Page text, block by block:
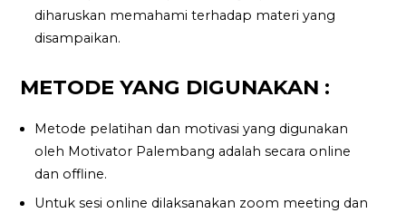
diharuskan memahami terhadap materi yang
disampaikan.
METODE YANG DIGUNAKAN :
Metode pelatihan dan motivasi yang digunakan
oleh Motivator Palembang adalah secara online
dan offline.
Untuk sesi online dilaksanakan zoom meeting dan